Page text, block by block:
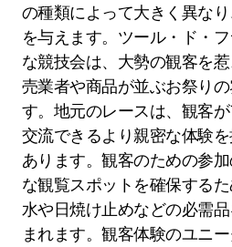
の種類によって大きく異な
を与えます。ツール・ド・
な競技会は、大勢の観客を
売業者や商品が並ぶお祭り
す。地元のレースは、観客
交流できるより親密な体験
あります。観客のための参
な観覧スポットを確保するた
水や日焼け止めなどの必需
まれます。観客体験のユニ